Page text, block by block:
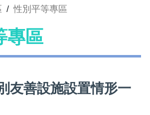
/ 性別平等專區
專區
友善設施設置情形一